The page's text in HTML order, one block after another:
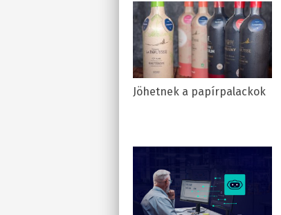
Jöhetnek a papírpalackok